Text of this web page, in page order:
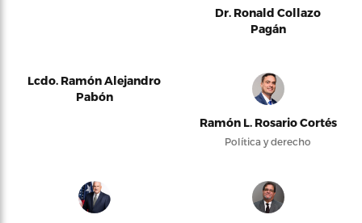
Dr. Ronald Collazo
Pagán
Lcdo. Ramón Alejandro
Pabón
Ramón L. Rosario Cortés
Política y derecho